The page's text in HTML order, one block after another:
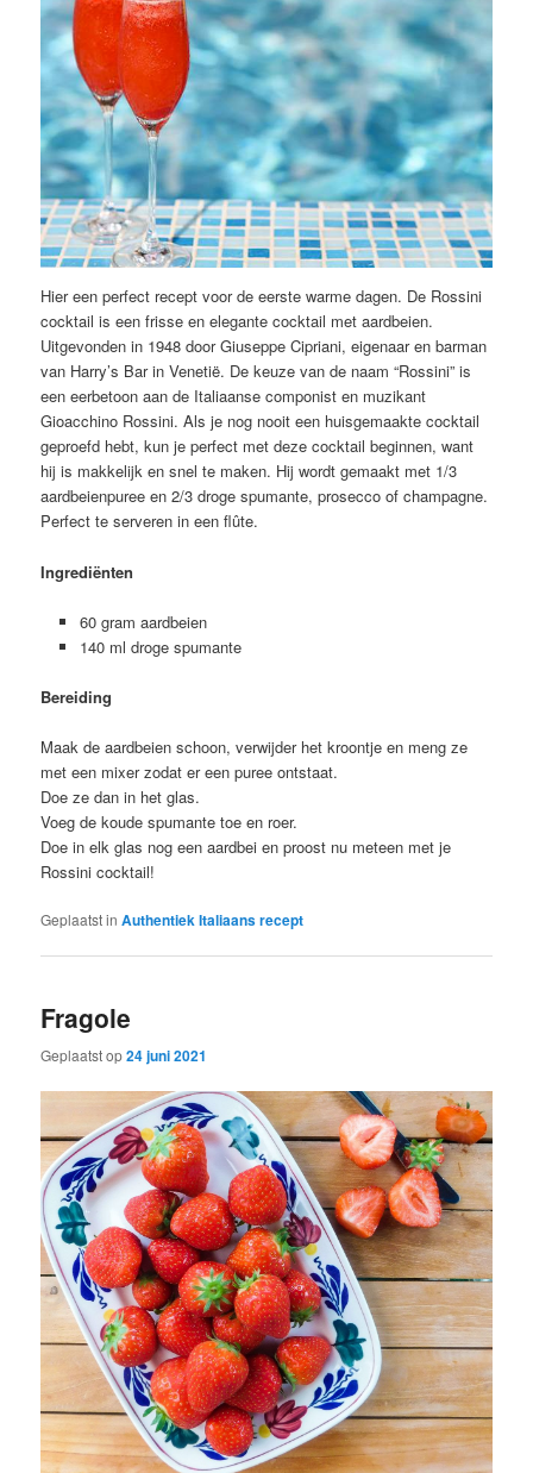
Hier een perfect recept voor de eerste warme dagen. De Rossini
cocktail is een frisse en elegante cocktail met aardbeien.
Uitgevonden in 1948 door Giuseppe Cipriani, eigenaar en barman
van Harry’s Bar in Venetië. De keuze van de naam “Rossini” is
een eerbetoon aan de Italiaanse componist en muzikant
Gioacchino Rossini. Als je nog nooit een huisgemaakte cocktail
geproefd hebt, kun je perfect met deze cocktail beginnen, want
hij is makkelijk en snel te maken. Hij wordt gemaakt met 1/3
aardbeienpuree en 2/3 droge spumante, prosecco of champagne.
Perfect te serveren in een flûte.
Ingrediënten
60 gram aardbeien
140 ml droge spumante
Bereiding
Maak de aardbeien schoon, verwijder het kroontje en meng ze
met een mixer zodat er een puree ontstaat.
Doe ze dan in het glas.
Voeg de koude spumante toe en roer.
Doe in elk glas nog een aardbei en proost nu meteen met je
Rossini cocktail!
Geplaatst in Authentiek Italiaans recept
Fragole
Geplaatst op24 juni 2021